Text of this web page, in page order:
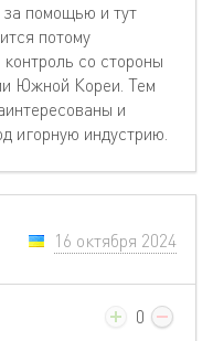
помощью и тут
потому
со стороны
Южной Кореи. Тем
и
игорную индустрию.
16 октября 2024
0